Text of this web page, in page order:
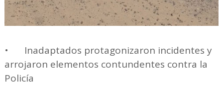
•
Inadaptados protagonizaron incidentes y
arrojaron elementos contundentes contra la
Policía